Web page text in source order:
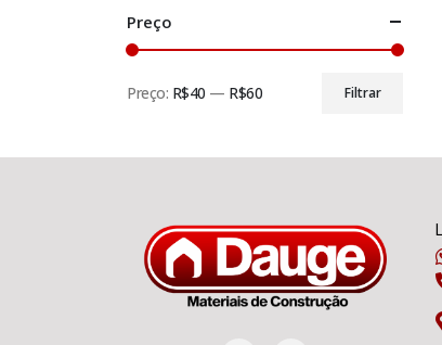
Preço
Filtrar
Preço: R$40 — R$60